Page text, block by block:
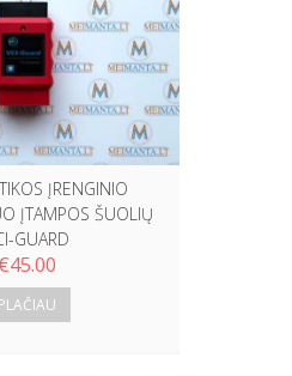
ĮRENGINIO
ĮTAMPOS ŠUOLIŲ
GUARD
€45.00
PLAČIAU